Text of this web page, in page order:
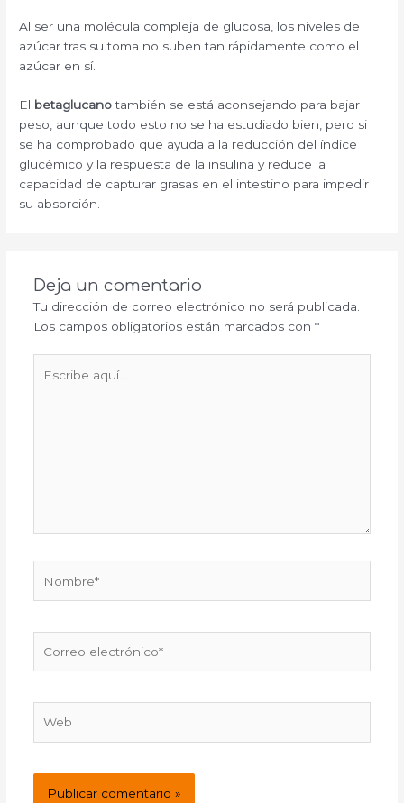
Al ser una molécula compleja de glucosa, los niveles de
azúcar tras su toma no suben tan rápidamente como el
azúcar en sí.
El betaglucanotambién se está aconsejando para bajar
peso, aunque todo esto no se ha estudiado bien, pero si
se ha comprobado que ayuda a la reducción del índice
glucémico y la respuesta de la insulina y reduce la
capacidad de capturar grasas en el intestino para impedir
su absorción.
Deja un comentario
Tu dirección de correo electrónico no será publicada.
Los campos obligatorios están marcados con *
aquí...
electrónico*